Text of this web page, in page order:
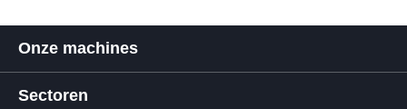
Onze machines
Sectoren